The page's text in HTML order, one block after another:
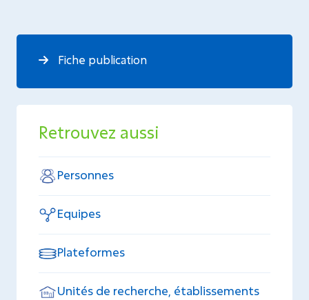
Fiche publication
Retrouvez aussi
Personnes
Equipes
Plateformes
Unités de recherche, établissements